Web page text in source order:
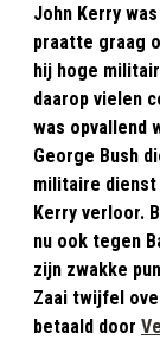
John Kerry
praatte graag
hij hoge
daarop vielen
was opvallend
George Bush
militaire dienst
Kerry verloor.
nu ook tegen
zijn zwakke
Zaai twijfel
betaald door